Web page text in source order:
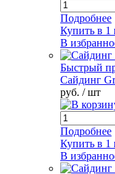
Подробнее
Купить в 1
В
Быстрый
Сайдинг
руб. / шт
Подробнее
Купить в 1
В